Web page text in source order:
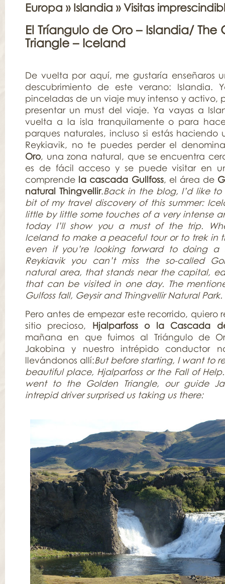
Europa » Islandia » Visitas
El Tríangulo de Oro – Islandia/ The
Triangle – Iceland
De vuelta por aquí, me gustaría enseñaros
descubrimiento de este verano: Islandia.
pinceladas de un viaje muy intenso y activo,
presentar un must del viaje. Ya vayas a
vuelta a la isla tranquilamente o para
parques naturales, incluso si estás
Reykiavik, no te puedes perder el
Oro, una zona natural, que se encuentra
es de fácil acceso y se puede visitar en
comprende la cascada Gullfoss, el área de
natural Thingvellir.Back in the blog, I’d like
bit of my travel discovery of this summer:
little by little some touches of a very intense
today I’ll show you a must of the trip.
Iceland to make a peaceful tour or to trek in
even if you’re looking forward to doing a
Reykiavik you can’t miss the so-called
natural area, that stands near the capital,
that can be visited in one day. The
Gulfoss fall, Geysir and Thingvellir Natural Park.
Pero antes de empezar este recorrido, quiero
sitio precioso, Hjalparfoss o la Cascada
mañana en que fuimos al Triángulo de
Jakobina y nuestro intrépido conductor
llevándonos allí:But before starting, I want to
beautiful place, Hjalparfoss or the Fall of
went to the Golden Triangle, our guide
intrepid driver surprised us taking us there: